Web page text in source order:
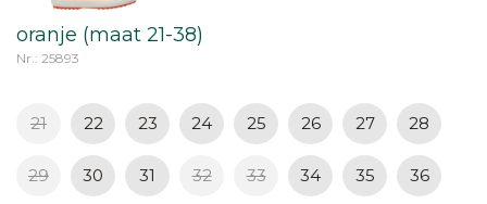
oranje (maat 21-38)
Nr.: 25893
21 22 23 24 25 26 27 28
29 30 31 32 33 34 35 36